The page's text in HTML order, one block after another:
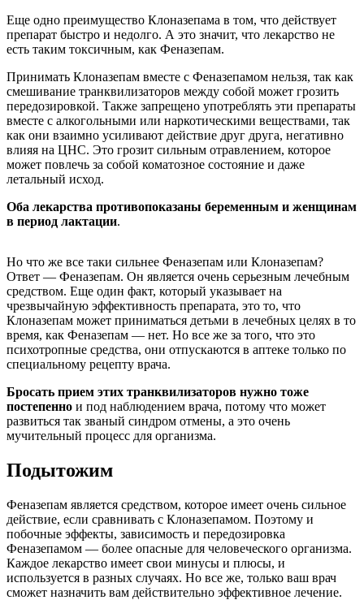
Еще одно преимущество Клоназепама в том, что действует
препарат быстро и недолго. А это значит, что лекарство не
есть таким токсичным, как Феназепам.
Принимать Клоназепам вместе с Феназепамом нельзя, так как
смешивание транквилизаторов между собой может грозить
передозировкой. Также запрещено употреблять эти препараты
вместе с алкогольными или наркотическими веществами, так
как они взаимно усиливают действие друг друга, негативно
влияя на ЦНС. Это грозит сильным отравлением, которое
может повлечь за собой коматозное состояние и даже
летальный исход.
Оба лекарства противопоказаны беременным и женщинам
в период лактации.
Но что же все таки сильнее Феназепам или Клоназепам?
Ответ — Феназепам. Он является очень серьезным лечебным
средством. Еще один факт, который указывает на
чрезвычайную эффективность препарата, это то, что
Клоназепам может приниматься детьми в лечебных целях в то
время, как Феназепам — нет. Но все же за того, что это
психотропные средства, они отпускаются в аптеке только по
специальному рецепту врача.
Бросать прием этих транквилизаторов нужно тоже
постепенно и под наблюдением врача, потому что может
развиться так званый синдром отмены, а это очень
мучительный процесс для организма.
Подытожим
Феназепам является средством, которое имеет очень сильное
действие, если сравнивать с Клоназепамом. Поэтому и
побочные эффекты, зависимость и передозировка
Феназепамом — более опасные для человеческого организма.
Каждое лекарство имеет свои минусы и плюсы, и
используется в разных случаях. Но все же, только ваш врач
сможет назначить вам действительно эффективное лечение.